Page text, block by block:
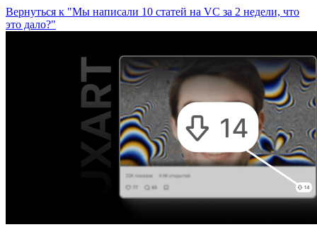
Вернуться к "Мы написали 10 статей на VC за 2 недели, что
это дало?"